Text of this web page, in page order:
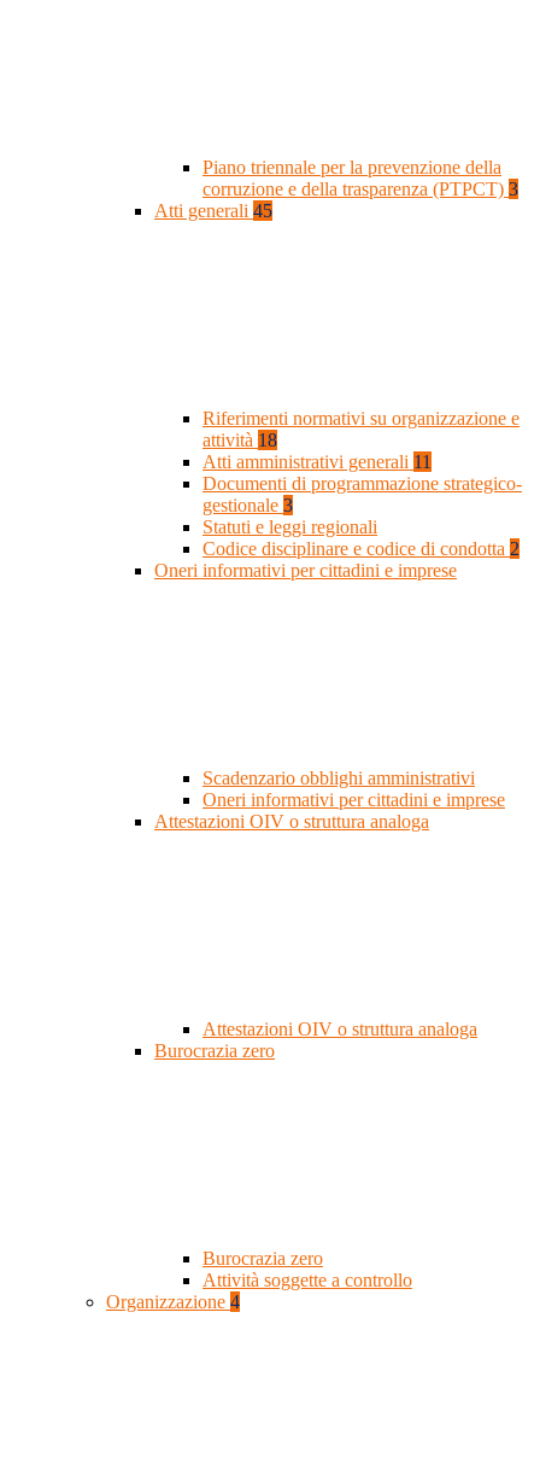
Piano triennale per la prevenzione della
corruzione e della trasparenza (PTPCT) 3
Atti generali 45
Riferimenti normativi su organizzazione e
attività 18
Atti amministrativi generali 11
Documenti di programmazione strategico-
gestionale 3
Statuti e leggi regionali
Codice disciplinare e codice di condotta 2
Oneri informativi per cittadini e imprese
Scadenzario obblighi amministrativi
Oneri informativi per cittadini e imprese
Attestazioni OIV o struttura analoga
Attestazioni OIV o struttura analoga
Burocrazia zero
Burocrazia zero
Attività soggette a controllo
Organizzazione 4